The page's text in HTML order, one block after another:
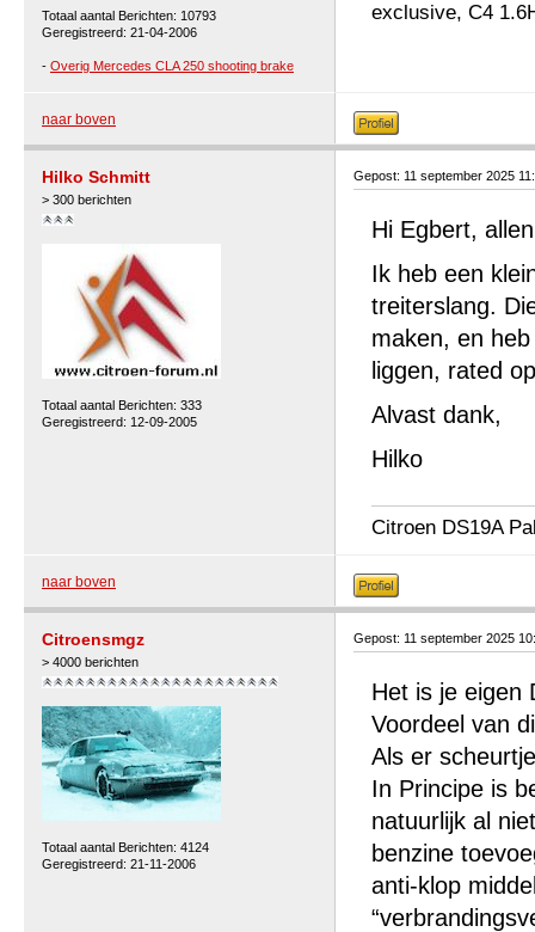
Totaal aantal Berichten: 10793
Geregistreerd: 21-04-2006
- Overig Mercedes CLA 250 shooting brake
exclusive, C4
naar boven
Hilko Schmitt
> 300 berichten
Totaal aantal Berichten: 333
Geregistreerd: 12-09-2005
Gepost: 11 september 2025
Hi Egbert,
Ik heb een
treiterslang.
maken, en
liggen, rated
Alvast dank,
Hilko
Citroen DS19A
naar boven
Citroensmgz
> 4000 berichten
Totaal aantal Berichten: 4124
Geregistreerd: 21-11-2006
Gepost: 11 september 2025
Het is je eigen
Voordeel van
Als er
In Principe is
natuurlijk al
benzine
anti-klop